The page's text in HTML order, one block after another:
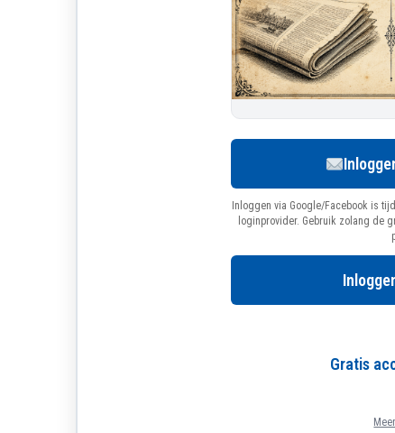
Inloggen via Google/Facebook is
loginprovider. Gebruik zolang de
Gratis